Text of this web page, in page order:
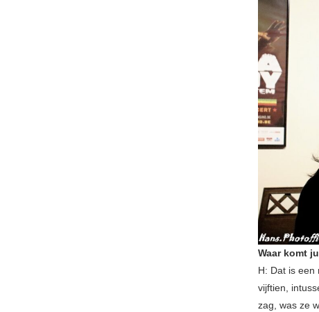
Waar komt
H: Dat is een
vijftien,
zag, was ze